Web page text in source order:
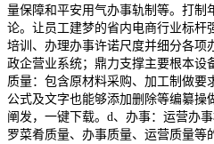
量保障和平安用气办事轨制等。打制
论。让员工建梦的省内电商行业标杆
培训、办理办事许诺尺度并细分各项
政企营业系统；鼎力支撑主要根本设
质量：包含原材料采购、加工制做要
公式及文字也能够添加删除等编纂操
阐发，一键下载。d、办事：运营办
罗菜肴质量、办事质量、运营质量等